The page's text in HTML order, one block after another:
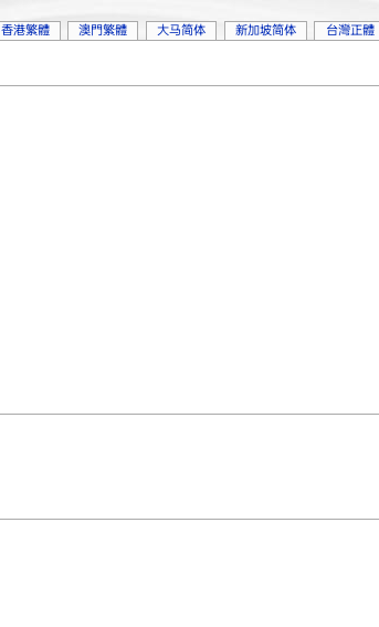
香港繁體 澳門繁體 大马简体 新加坡简体 台灣正體